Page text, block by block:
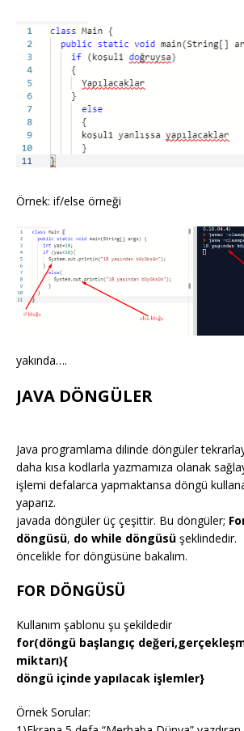
Örnek: if/else örneği
yakında….
JAVA DÖNGÜLER
Java programlama dilinde döngüler
daha kısa kodlarla yazmamıza olanak
işlemi defalarca yapmaktansa döngü
yaparız.
javada döngüler üç çeşittir. Bu döngüler;
döngüsü, do while döngüsü şeklindedir.
öncelikle for döngüsüne bakalım.
FOR DÖNGÜSÜ
Kullanım şablonu şu şekildedir
for(döngü başlangıç
miktarı){
döngü içinde yapılacak işlemler}
Örnek Sorular: